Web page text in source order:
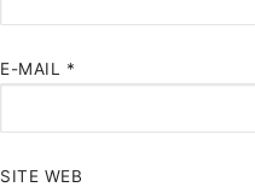
E-MAIL *
SITE WEB